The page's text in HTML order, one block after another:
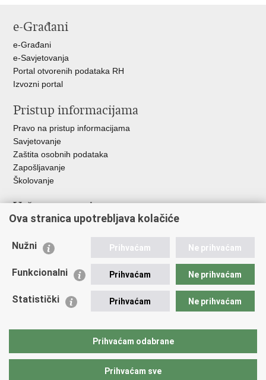
FacebookuTwitteru
e-Građani
e-Građani
e-Savjetovanja
Portal otvorenih podataka RH
Izvozni portal
Pristup informacijama
Pravo na pristup informacijama
Savjetovanje
Zaštita osobnih podataka
Zapošljavanje
Školovanje
Važne poveznice
Ministarstvo unutarnjih poslova
Udruge
Policijska akademija
Zaklada policijske solidarnosti
Vučetić"
Ova stranica upotrebljava kolačiće
Nužni Prihvaćam Ne prihvaćam
Funkcionalni Prihvaćam Ne prihvaćam
Statistički Prihvaćam Ne prihvaćam
Prihvaćam odabrane
Prihvaćam sve